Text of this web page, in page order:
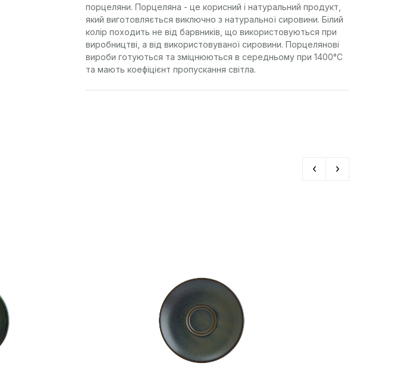
порцеляни. Порцеляна - це корисний і натуральний продукт,
який виготовляється виключно з натуральної сировини. Білий
колір походить не від барвників, що використовуються при
виробництві, а від використовуваної сировини. Порцелянові
вироби готуються та зміцнюються в середньому при 1400°C
та мають коефіцієнт пропускання світла.